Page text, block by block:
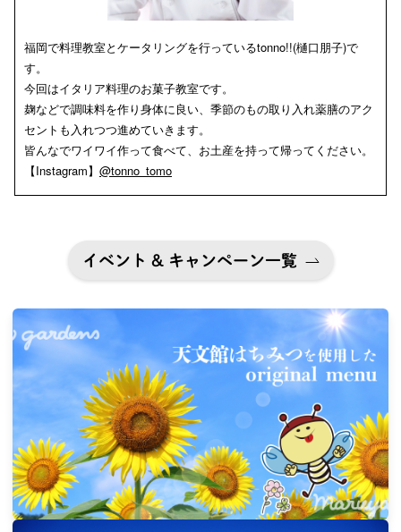
福岡で料理教室とケータリングを行っているtonno!!(樋口朋子)で
す。
今回はイタリア料理のお菓子教室です。
麹などで調味料を作り身体に良い、季節のもの取り入れ薬膳のアク
セントも入れつつ進めていきます。
皆んなでワイワイ作って食べて、お土産を持って帰ってください。
【Instagram】 @tonno_tomo
イベント & キャンペーン一覧